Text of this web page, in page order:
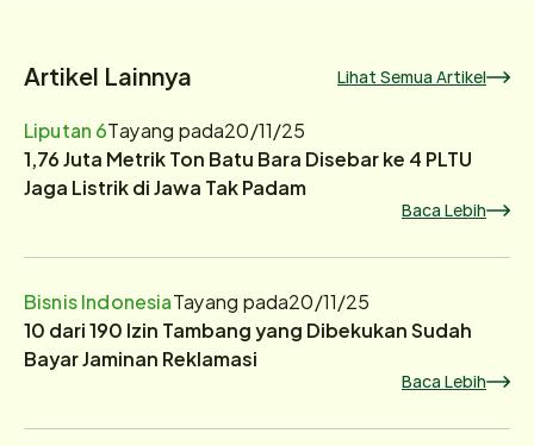
Artikel Lainnya Lihat Semua Artikel
Liputan 6Tayang pada20/11/25
1,76 Juta Metrik Ton Batu Bara Disebar ke 4 PLTU
Jaga Listrik di Jawa Tak Padam
Baca Lebih
Bisnis IndonesiaTayang pada20/11/25
10 dari 190 Izin Tambang yang Dibekukan Sudah
Bayar Jaminan Reklamasi
Baca Lebih